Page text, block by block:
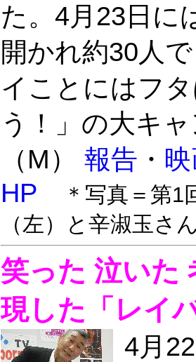
た。4月23日に
開かれ約30人
イことにはフ
う！」の大キ
（M） 報告 ・
HP
＊写真＝第
（左）と辛淑玉さ
笑った 泣いた
現した「レイ
4月